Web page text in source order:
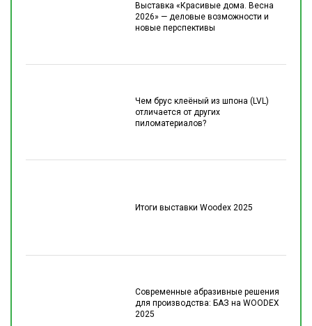
Выставка «Красивые дома. Весна
2026» — деловые возможности и
новые перспективы
Чем брус клеёный из шпона (LVL)
отличается от других
пиломатериалов?
Итоги выставки Woodex 2025
Современные абразивные решения
для производства: БАЗ на WOODEX
2025